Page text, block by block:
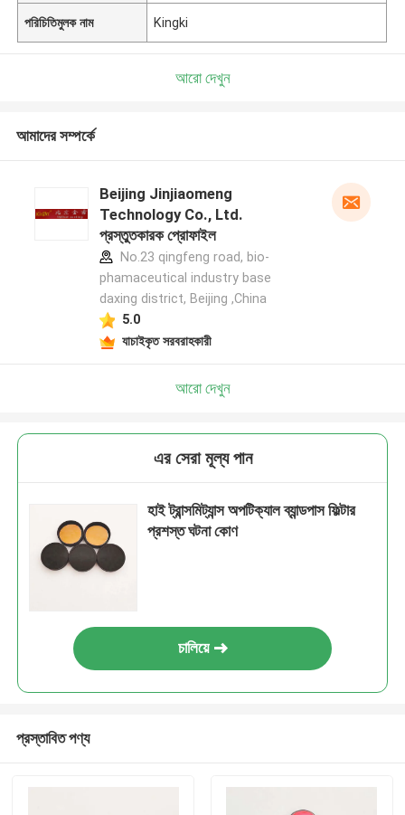
পরিচিতিমুলক নাম Kingki
আরো দেখুন
আমাদের সম্পর্কে
Beijing Jinjiaomeng
Technology Co., Ltd.
প্রস্তুতকারক প্রোফাইল
No.23 qingfeng road, bio-
phamaceutical industry base
daxing district, Beijing ,China
5.0
যাচাইকৃত সরবরাহকারী
আরো দেখুন
এর সেরা মূল্য পান
হাই ট্রান্সমিট্যান্স অপটিক্যাল ব্যান্ডপাস ফিল্টার
প্রশস্ত ঘটনা কোণ
চালিয়ে
প্রস্তাবিত পণ্য